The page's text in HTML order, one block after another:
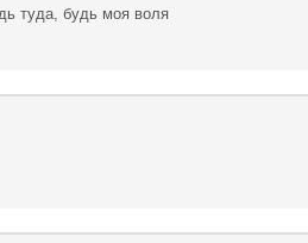
туда, будь моя воля